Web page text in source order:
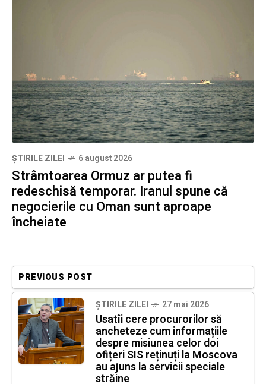
ȘTIRILE ZILEI 6 august 2026
Strâmtoarea Ormuz ar putea fi
redeschisă temporar. Iranul spune că
negocierile cu Oman sunt aproape
încheiate
PREVIOUS POST
ȘTIRILE ZILEI 27 mai 2026
Usatîi cere procurorilor să
ancheteze cum informațiile
despre misiunea celor doi
ofițeri SIS reținuți la Moscova
au ajuns la servicii speciale
străine